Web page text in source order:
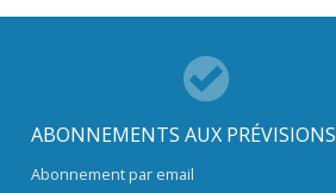
ABONNEMENTS AUX PRÉVISIONS
Abonnement par email